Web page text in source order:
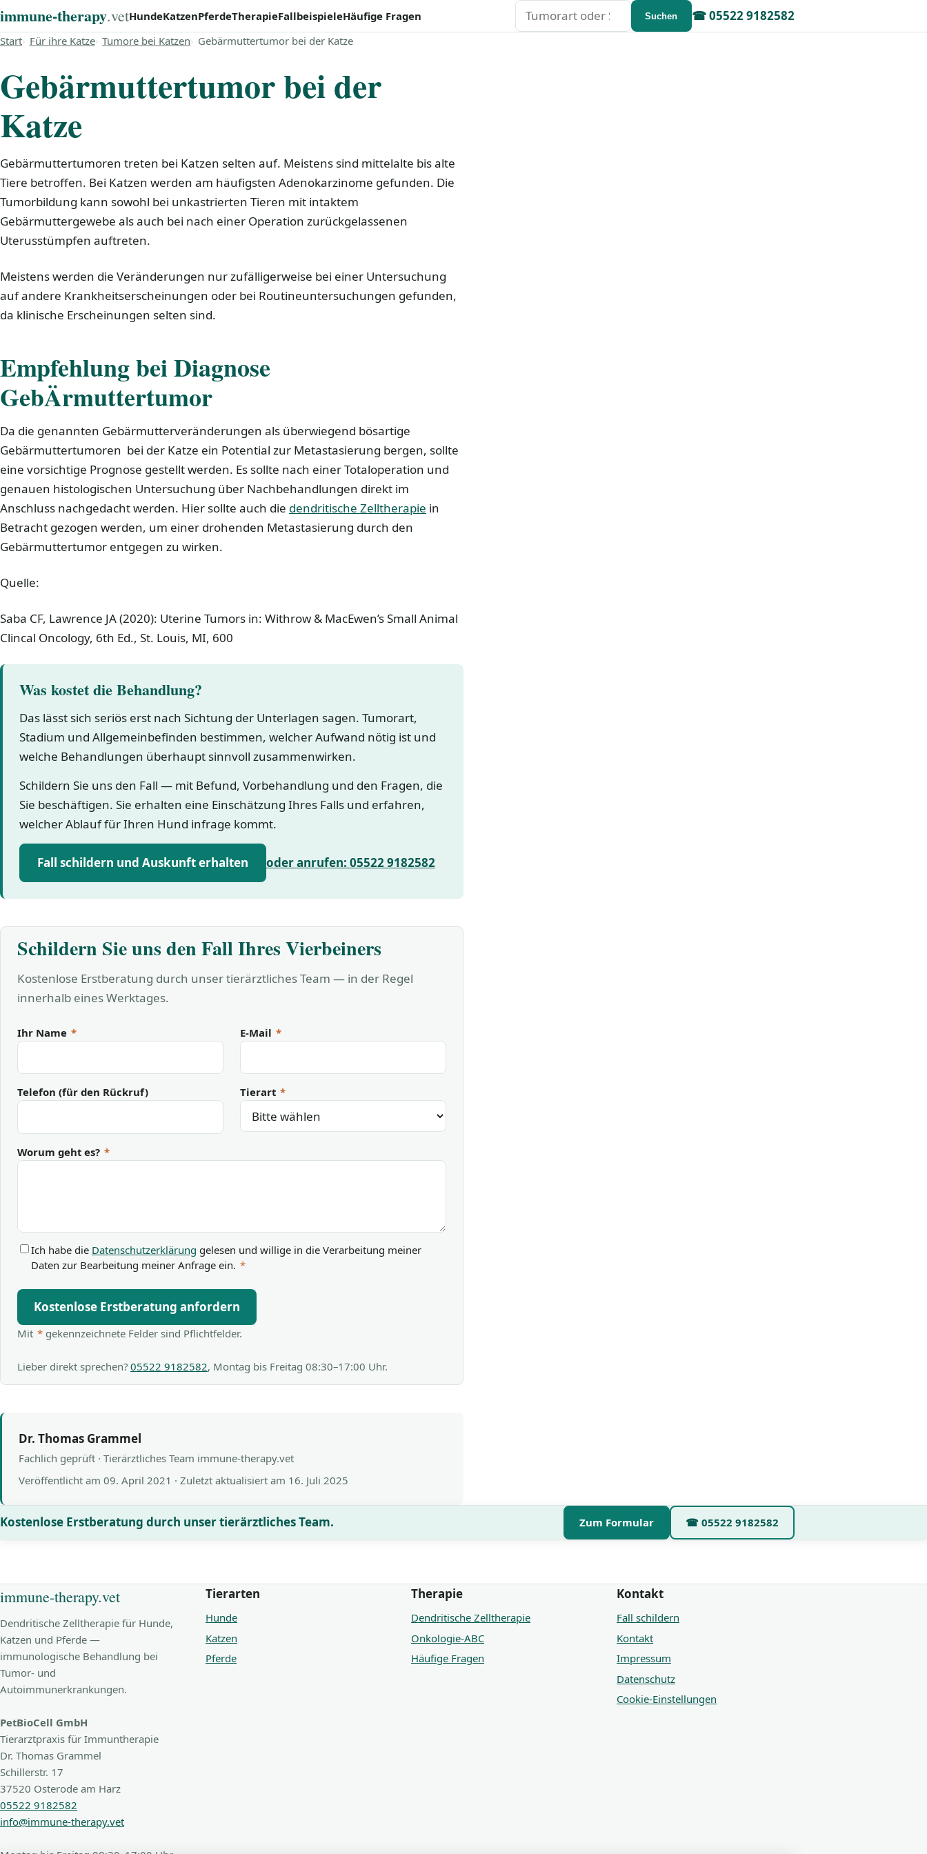
immune‑therapy.vet ☎05522 9182582
HundeKatzenPferdeTherapieFallbeispieleHäufige Fragen Suchen Suchen
Start Für ihre Katze Tumore bei Katzen Gebärmuttertumor bei der Katze
Gebärmuttertumor bei der
Katze
Gebärmuttertumoren treten bei Katzen selten auf. Meistens sind mittelalte bis alte
Tiere betroffen. Bei Katzen werden am häufigsten Adenokarzinome gefunden. Die
Tumorbildung kann sowohl bei unkastrierten Tieren mit intaktem
Gebärmuttergewebe als auch bei nach einer Operation zurückgelassenen
Uterusstümpfen auftreten.
Meistens werden die Veränderungen nur zufälligerweise bei einer Untersuchung
auf andere Krankheitserscheinungen oder bei Routineuntersuchungen gefunden,
da klinische Erscheinungen selten sind.
Empfehlung bei Diagnose
GebÄrmuttertumor
Da die genannten Gebärmutterveränderungen als überwiegend bösartige
Gebärmuttertumoren bei der Katze ein Potential zur Metastasierung bergen, sollte
eine vorsichtige Prognose gestellt werden. Es sollte nach einer Totaloperation und
genauen histologischen Untersuchung über Nachbehandlungen direkt im
Anschluss nachgedacht werden. Hier sollte auch die dendritische Zelltherapie in
Betracht gezogen werden, um einer drohenden Metastasierung durch den
Gebärmuttertumor entgegen zu wirken.
Quelle:
Saba CF, Lawrence JA (2020): Uterine Tumors in: Withrow & MacEwen’s Small Animal
Clincal Oncology, 6th Ed., St. Louis, MI, 600
Was kostet die Behandlung?
Das lässt sich seriös erst nach Sichtung der Unterlagen sagen. Tumorart,
Stadium und Allgemeinbefinden bestimmen, welcher Aufwand nötig ist und
welche Behandlungen überhaupt sinnvoll zusammenwirken.
Schildern Sie uns den Fall — mit Befund, Vorbehandlung und den Fragen, die
Sie beschäftigen. Sie erhalten eine Einschätzung Ihres Falls und erfahren,
welcher Ablauf für Ihren Hund infrage kommt.
Fall schildern und Auskunft erhalten oder anrufen: 05522 9182582
Schildern Sie uns den Fall Ihres Vierbeiners
Kostenlose Erstberatung durch unser tierärztliches Team — in der Regel
innerhalb eines Werktages.
Ihr Name * E-Mail *
Telefon (für den Rückruf) Tierart *
Worum geht es? *
Ich habe die Datenschutzerklärung gelesen und willige in die Verarbeitung meiner
Daten zur Bearbeitung meiner Anfrage ein. *
Kostenlose Erstberatung anfordern
Mit * gekennzeichnete Felder sind Pflichtfelder.
Lieber direkt sprechen? 05522 9182582, Montag bis Freitag 08:30–17:00 Uhr.
Dr. Thomas Grammel
Fachlich geprüft · Tierärztliches Team immune-therapy.vet
Veröffentlicht am 09. April 2021 · Zuletzt aktualisiert am 16. Juli 2025
Kostenlose Erstberatung durch unser tierärztliches Team. Zum Formular ☎ 05522 9182582
immune-therapy.vet
Dendritische Zelltherapie für Hunde,
Katzen und Pferde —
immunologische Behandlung bei
Tumor- und
Autoimmunerkrankungen.
PetBioCell GmbH
Tierarztpraxis für Immuntherapie
Dr. Thomas Grammel
Schillerstr. 17
37520 Osterode am Harz
05522 9182582
info@immune-therapy.vet
Tierarten
Hunde
Katzen
Pferde
Therapie
Dendritische Zelltherapie
Onkologie-ABC
Häufige Fragen
Kontakt
Fall schildern
Kontakt
Impressum
Datenschutz
Cookie-Einstellungen